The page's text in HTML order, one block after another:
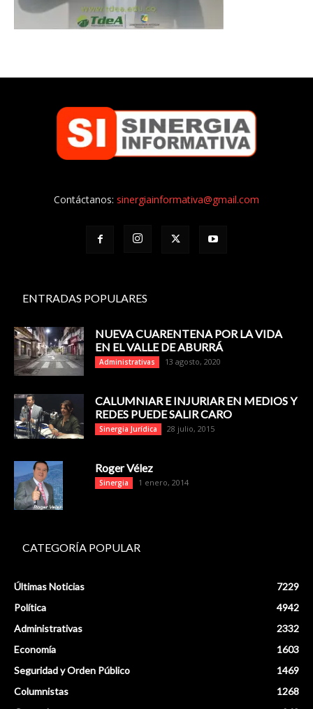
Contáctanos: sinergiainformativa@gmail.com
ENTRADAS POPULARES
NUEVA CUARENTENA POR LA VIDA
EN EL VALLE DE ABURRÁ
Administrativas 13 agosto, 2020
CALUMNIAR E INJURIAR EN MEDIOS Y
REDES PUEDE SALIR CARO
Sinergia Jurídica 28 julio, 2015
Roger Vélez
Sinergia 1 enero, 2014
CATEGORÍA POPULAR
Últimas Noticias
7229
Política
4942
Administrativas
2332
Economía
1603
Seguridad y Orden Público
1469
Columnistas
1268